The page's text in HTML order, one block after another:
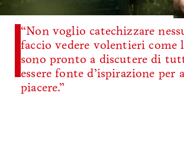
“Non voglio catechizzare
faccio vedere volentieri come
sono pronto a discutere di
essere fonte d’ispirazione
piacere.”